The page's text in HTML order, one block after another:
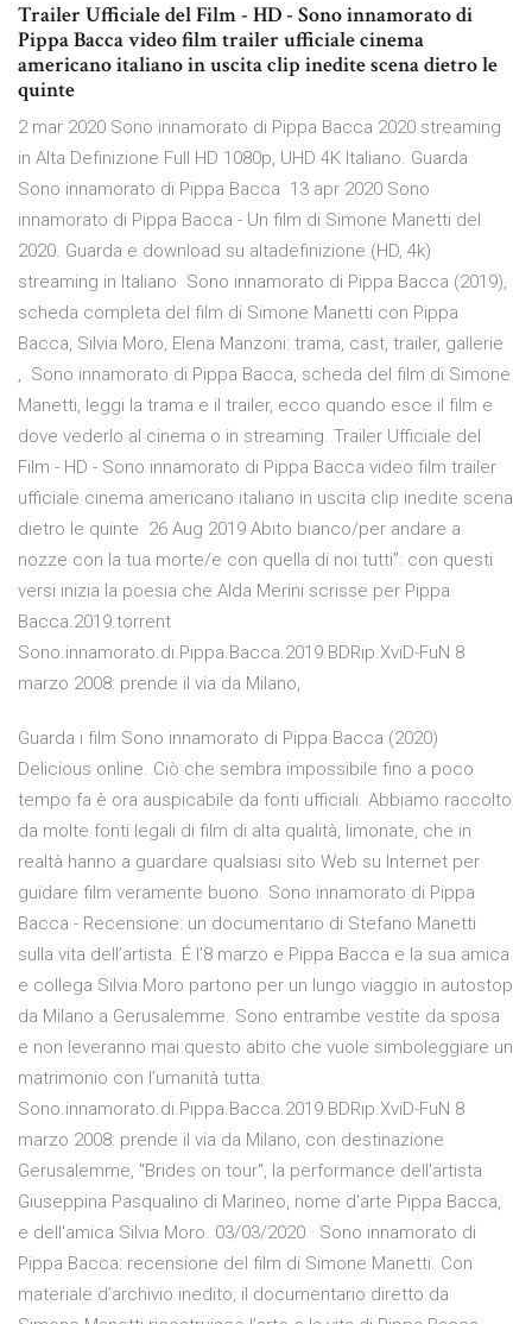
Trailer Ufficiale del Film - HD - Sono innamorato di
Pippa Bacca video film trailer ufficiale cinema
americano italiano in uscita clip inedite scena dietro le
quinte
2 mar 2020 Sono innamorato di Pippa Bacca 2020 streaming
in Alta Definizione Full HD 1080p, UHD 4K Italiano. Guarda
Sono innamorato di Pippa Bacca 13 apr 2020 Sono
innamorato di Pippa Bacca - Un film di Simone Manetti del
2020. Guarda e download su altadefinizione (HD, 4k)
streaming in Italiano Sono innamorato di Pippa Bacca (2019),
scheda completa del film di Simone Manetti con Pippa
Bacca, Silvia Moro, Elena Manzoni: trama, cast, trailer, gallerie
, Sono innamorato di Pippa Bacca, scheda del film di Simone
Manetti, leggi la trama e il trailer, ecco quando esce il film e
dove vederlo al cinema o in streaming. Trailer Ufficiale del
Film - HD - Sono innamorato di Pippa Bacca video film trailer
ufficiale cinema americano italiano in uscita clip inedite scena
dietro le quinte 26 Aug 2019 Abito bianco/per andare a
nozze con la tua morte/e con quella di noi tutti”: con questi
versi inizia la poesia che Alda Merini scrisse per Pippa
Bacca.2019.torrent
Sono.innamorato.di.Pippa.Bacca.2019.BDRip.XviD-FuN 8
marzo 2008: prende il via da Milano,
Guarda i film Sono innamorato di Pippa Bacca (2020)
Delicious online. Ciò che sembra impossibile fino a poco
tempo fa è ora auspicabile da fonti ufficiali. Abbiamo raccolto
da molte fonti legali di film di alta qualità, limonate, che in
realtà hanno a guardare qualsiasi sito Web su Internet per
guidare film veramente buono. Sono innamorato di Pippa
Bacca - Recensione: un documentario di Stefano Manetti
sulla vita dell’artista. É l’8 marzo e Pippa Bacca e la sua amica
e collega Silvia Moro partono per un lungo viaggio in autostop
da Milano a Gerusalemme. Sono entrambe vestite da sposa
e non leveranno mai questo abito che vuole simboleggiare un
matrimonio con l’umanità tutta.
Sono.innamorato.di.Pippa.Bacca.2019.BDRip.XviD-FuN 8
marzo 2008: prende il via da Milano, con destinazione
Gerusalemme, "Brides on tour", la performance dell'artista
Giuseppina Pasqualino di Marineo, nome d'arte Pippa Bacca,
e dell'amica Silvia Moro. 03/03/2020 · Sono innamorato di
Pippa Bacca: recensione del film di Simone Manetti. Con
materiale d’archivio inedito, il documentario diretto da